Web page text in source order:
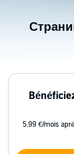
5,99 €/mois